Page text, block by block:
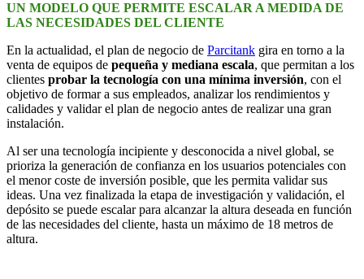
UN MODELO QUE PERMITE ESCALAR A MEDIDA DE
LAS NECESIDADES DEL CLIENTE
En la actualidad, el plan de negocio de Parcitank gira en torno a la
venta de equipos de pequeña y mediana escala, que permitan a los
clientes probar la tecnología con una mínima inversión, con el
objetivo de formar a sus empleados, analizar los rendimientos y
calidades y validar el plan de negocio antes de realizar una gran
instalación.
Al ser una tecnología incipiente y desconocida a nivel global, se
prioriza la generación de confianza en los usuarios potenciales con
el menor coste de inversión posible, que les permita validar sus
ideas. Una vez finalizada la etapa de investigación y validación, el
depósito se puede escalar para alcanzar la altura deseada en función
de las necesidades del cliente, hasta un máximo de 18 metros de
altura.